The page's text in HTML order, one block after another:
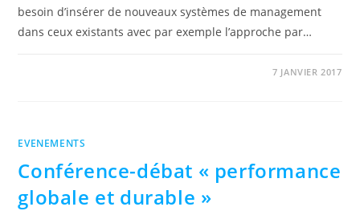
besoin d’insérer de nouveaux systèmes de management
dans ceux existants avec par exemple l’approche par…
7 JANVIER 2017
EVENEMENTS
Conférence-débat « performance
globale et durable »